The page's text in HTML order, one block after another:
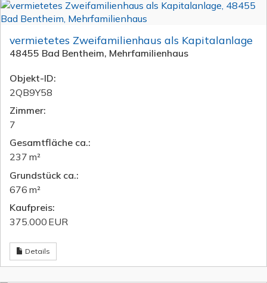
vermietetes Zweifamilienhaus als Kapitalanlage
48455 Bad Bentheim, Mehrfamilienhaus
Objekt-ID:
2QB9Y58
Zimmer:
7
Gesamtfläche ca.:
237 m²
Grund­stück ca.:
676 m²
Kaufpreis:
375.000 EUR
Details